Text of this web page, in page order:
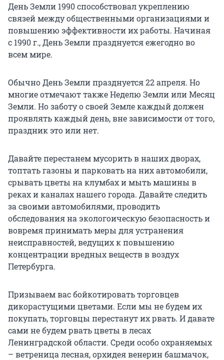
День Земли 1990 способствовал укреплению
связей между общественными организациями и
повышению эффективности их работы. Начиная
с 1990 г., День Земли празднуется ежегодно во
всем мире.
Обычно День Земли празднуется 22 апреля. Но
многие отмечают также Неделю Земли или Месяц
Земли. Но заботу о своей Земле каждый должен
проявлять каждый день, вне зависимости от того,
праздник это или нет.
Давайте перестанем мусорить в наших дворах,
топтать газоны и парковать на них автомобили,
срывать цветы на клумбах и мыть машины в
реках и каналах нашего города. Давайте следить
за своими автомобилями, проводить
обследования на экологоическую безопасность и
вовремя принимать меры для устранения
неисправностей, ведущих к повышению
концентрации вредных веществ в воздух
Петербурга.
Призываем вас бойкотировать торговцев
дикорастущими цветами. Если мы не будем их
покупать, торговцы перестанут их рвать. И давате
сами не будем рвать цветы в лесах
Ленинградской области. Среди особо охраняемых
– ветреница лесная, орхидея венерин башмачок,